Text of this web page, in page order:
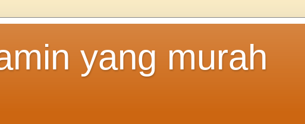
yang murah